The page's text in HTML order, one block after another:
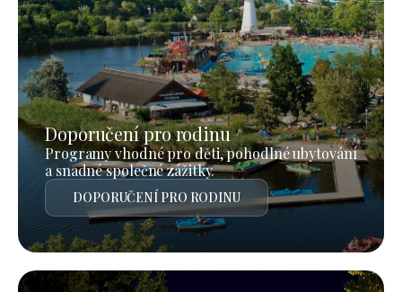
Doporučení pro rodinu
Programy vhodné pro děti, pohodlné ubytování
a snadné společné zážitky.
DOPORUČENÍ PRO RODINU